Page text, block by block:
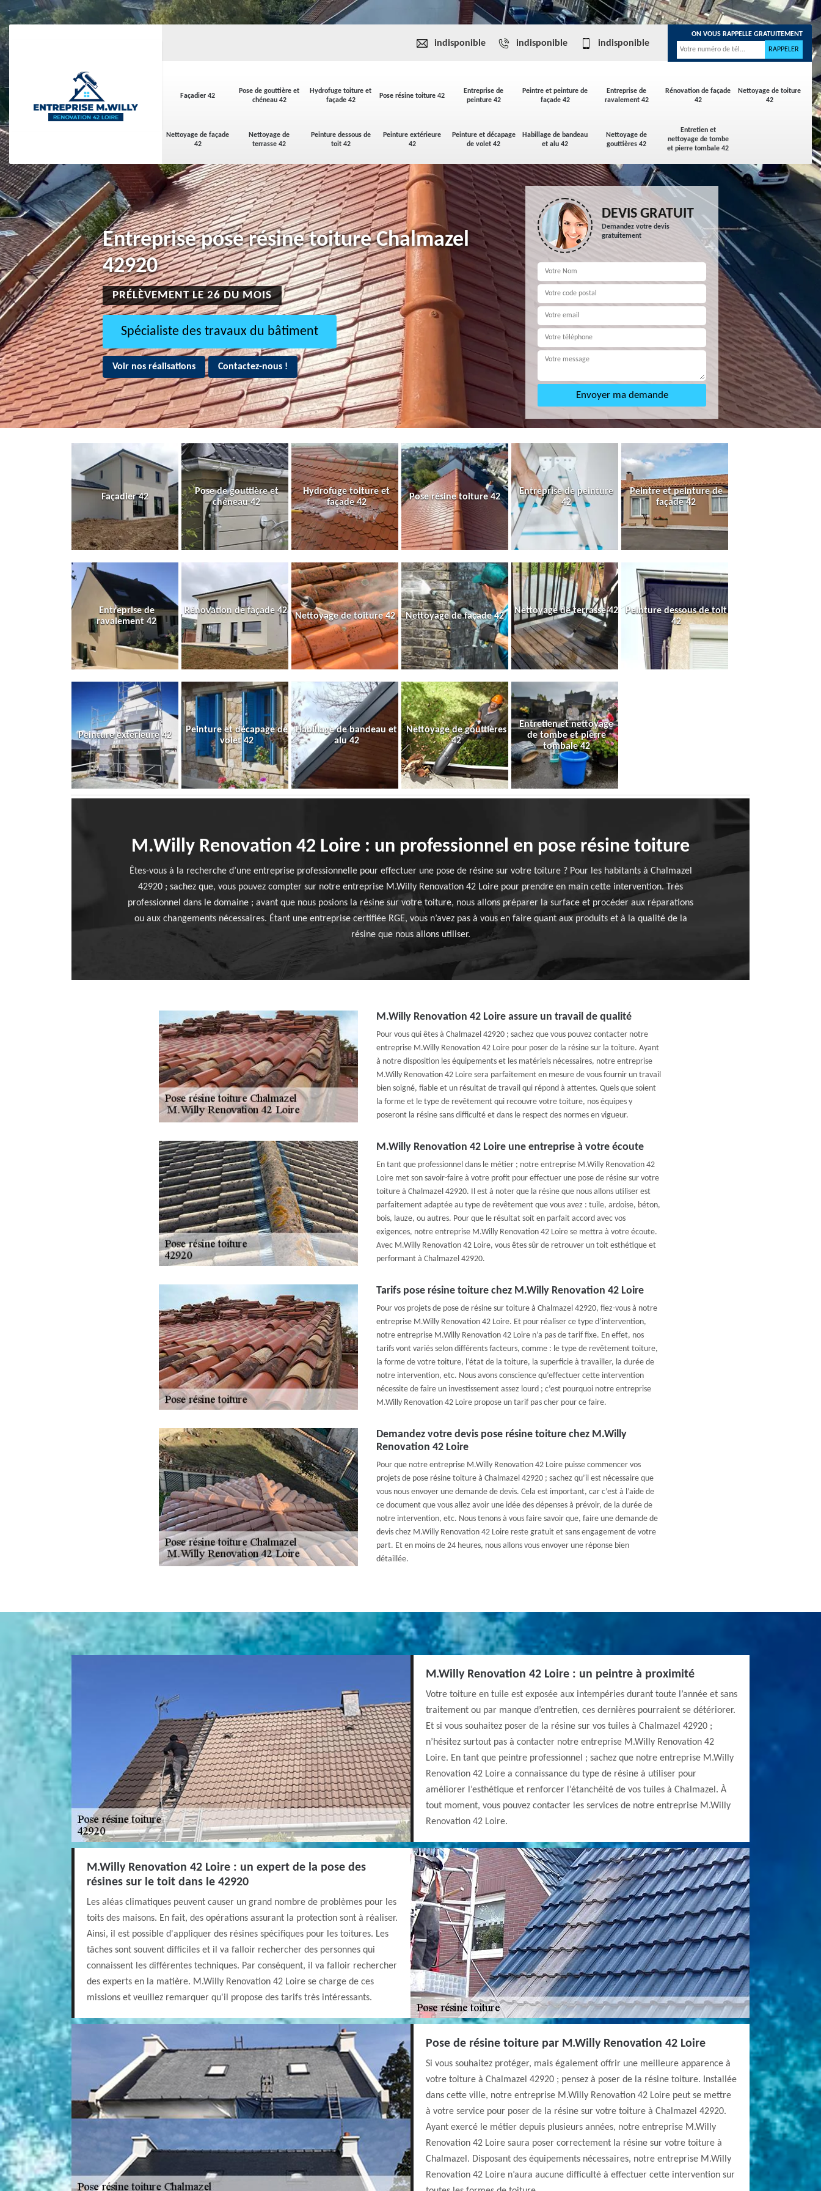
Façadier 42
Pose de gouttière et
chéneau 42
Hydrofuge toiture et
façade 42
Pose résine toiture 42
Entreprise de
peinture 42
Peintre et peinture de
façade 42
Entreprise de
ravalement 42
Rénovation de façade
42
Nettoyage de toiture
42
Nettoyage de façade
42
Nettoyage de
terrasse 42
Peinture dessous de
toit 42
Peinture extérieure
42
Peinture et décapage
de volet 42
Habillage de bandeau
et alu 42
Nettoyage de
gouttières 42
Entretien et
nettoyage de tombe
et pierre tombale 42
indisponible indisponible indisponible
ON VOUS RAPPELLE GRATUITEMENT
Entreprise pose résine toiture Chalmazel
42920
PRÉLÈVEMENT LE 26 DU MOIS
Spécialiste des travaux du bâtiment
Voir nos réalisations Contactez-nous !
DEVIS GRATUIT
Demandez votre devis
gratuitement
Façadier 42
Pose de gouttière et
chéneau 42
Hydrofuge toiture et
façade 42
Pose résine toiture 42
Entreprise de peinture
42
Peintre et peinture de
façade 42
Entreprise de
ravalement 42
Rénovation de façade 42
Nettoyage de toiture 42 Nettoyage de façade 42
Nettoyage de terrasse 42
Peinture dessous de toit
42
Peinture extérieure 42
Peinture et décapage de
volet 42
Habillage de bandeau et
alu 42
Nettoyage de gouttières
42
Entretien et nettoyage
de tombe et pierre
tombale 42
M.Willy Renovation 42 Loire : un professionnel en pose résine toiture
Êtes-vous à la recherche d’une entreprise professionnelle pour effectuer une pose de résine sur votre toiture ? Pour les habitants à Chalmazel
42920 ; sachez que, vous pouvez compter sur notre entreprise M.Willy Renovation 42 Loire pour prendre en main cette intervention. Très
professionnel dans le domaine ; avant que nous posions la résine sur votre toiture, nous allons préparer la surface et procéder aux réparations
ou aux changements nécessaires. Étant une entreprise certifiée RGE, vous n’avez pas à vous en faire quant aux produits et à la qualité de la
résine que nous allons utiliser.
M.Willy Renovation 42 Loire assure un travail de qualité
Pour vous qui êtes à Chalmazel 42920 ; sachez que vous pouvez contacter notre
entreprise M.Willy Renovation 42 Loire pour poser de la résine sur la toiture. Ayant
à notre disposition les équipements et les matériels nécessaires, notre entreprise
M.Willy Renovation 42 Loire sera parfaitement en mesure de vous fournir un travail
bien soigné, fiable et un résultat de travail qui répond à attentes. Quels que soient
la forme et le type de revêtement qui recouvre votre toiture, nos équipes y
poseront la résine sans difficulté et dans le respect des normes en vigueur.
M.Willy Renovation 42 Loire une entreprise à votre écoute
En tant que professionnel dans le métier ; notre entreprise M.Willy Renovation 42
Loire met son savoir-faire à votre profit pour effectuer une pose de résine sur votre
toiture à Chalmazel 42920. Il est à noter que la résine que nous allons utiliser est
parfaitement adaptée au type de revêtement que vous avez : tuile, ardoise, béton,
bois, lauze, ou autres. Pour que le résultat soit en parfait accord avec vos
exigences, notre entreprise M.Willy Renovation 42 Loire se mettra à votre écoute.
Avec M.Willy Renovation 42 Loire, vous êtes sûr de retrouver un toit esthétique et
performant à Chalmazel 42920.
Tarifs pose résine toiture chez M.Willy Renovation 42 Loire
Pour vos projets de pose de résine sur toiture à Chalmazel 42920, fiez-vous à notre
entreprise M.Willy Renovation 42 Loire. Et pour réaliser ce type d’intervention,
notre entreprise M.Willy Renovation 42 Loire n’a pas de tarif fixe. En effet, nos
tarifs vont variés selon différents facteurs, comme : le type de revêtement toiture,
la forme de votre toiture, l’état de la toiture, la superficie à travailler, la durée de
notre intervention, etc. Nous avons conscience qu’effectuer cette intervention
nécessite de faire un investissement assez lourd ; c’est pourquoi notre entreprise
M.Willy Renovation 42 Loire propose un tarif pas cher pour ce faire.
Demandez votre devis pose résine toiture chez M.Willy
Renovation 42 Loire
Pour que notre entreprise M.Willy Renovation 42 Loire puisse commencer vos
projets de pose résine toiture à Chalmazel 42920 ; sachez qu’il est nécessaire que
vous nous envoyer une demande de devis. Cela est important, car c’est à l’aide de
ce document que vous allez avoir une idée des dépenses à prévoir, de la durée de
notre intervention, etc. Nous tenons à vous faire savoir que, faire une demande de
devis chez M.Willy Renovation 42 Loire reste gratuit et sans engagement de votre
part. Et en moins de 24 heures, nous allons vous envoyer une réponse bien
détaillée.
M.Willy Renovation 42 Loire : un peintre à proximité
Votre toiture en tuile est exposée aux intempéries durant toute l’année et sans
traitement ou par manque d’entretien, ces dernières pourraient se détériorer.
Et si vous souhaitez poser de la résine sur vos tuiles à Chalmazel 42920 ;
n’hésitez surtout pas à contacter notre entreprise M.Willy Renovation 42
Loire. En tant que peintre professionnel ; sachez que notre entreprise M.Willy
Renovation 42 Loire a connaissance du type de résine à utiliser pour
améliorer l’esthétique et renforcer l’étanchéité de vos tuiles à Chalmazel. À
tout moment, vous pouvez contacter les services de notre entreprise M.Willy
Renovation 42 Loire.
M.Willy Renovation 42 Loire : un expert de la pose des
résines sur le toit dans le 42920
Les aléas climatiques peuvent causer un grand nombre de problèmes pour les
toits des maisons. En fait, des opérations assurant la protection sont à réaliser.
Ainsi, il est possible d'appliquer des résines spécifiques pour les toitures. Les
tâches sont souvent difficiles et il va falloir rechercher des personnes qui
connaissent les différentes techniques. Par conséquent, il va falloir rechercher
des experts en la matière. M.Willy Renovation 42 Loire se charge de ces
missions et veuillez remarquer qu'il propose des tarifs très intéressants.
Pose de résine toiture par M.Willy Renovation 42 Loire
Si vous souhaitez protéger, mais également offrir une meilleure apparence à
votre toiture à Chalmazel 42920 ; pensez à poser de la résine toiture. Installée
dans cette ville, notre entreprise M.Willy Renovation 42 Loire peut se mettre
à votre service pour poser de la résine sur votre toiture à Chalmazel 42920.
Ayant exercé le métier depuis plusieurs années, notre entreprise M.Willy
Renovation 42 Loire saura poser correctement la résine sur votre toiture à
Chalmazel. Disposant des équipements nécessaires, notre entreprise M.Willy
Renovation 42 Loire n’aura aucune difficulté à effectuer cette intervention sur